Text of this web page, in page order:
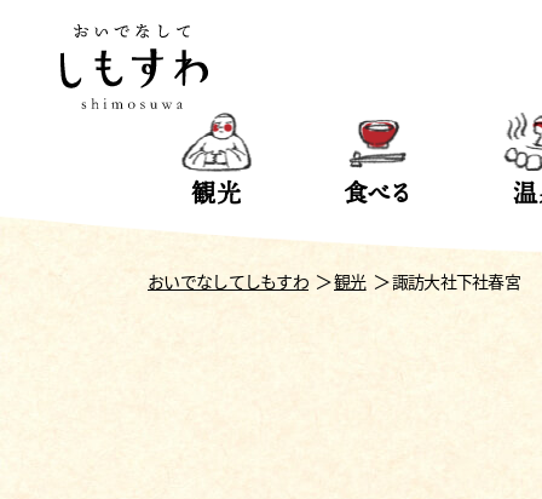
観光 食べる
おいでなしてしもすわ 観光 諏訪大社下社春宮